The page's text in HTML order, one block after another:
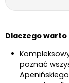
Dlaczego warto
poznać
Apenińskiego